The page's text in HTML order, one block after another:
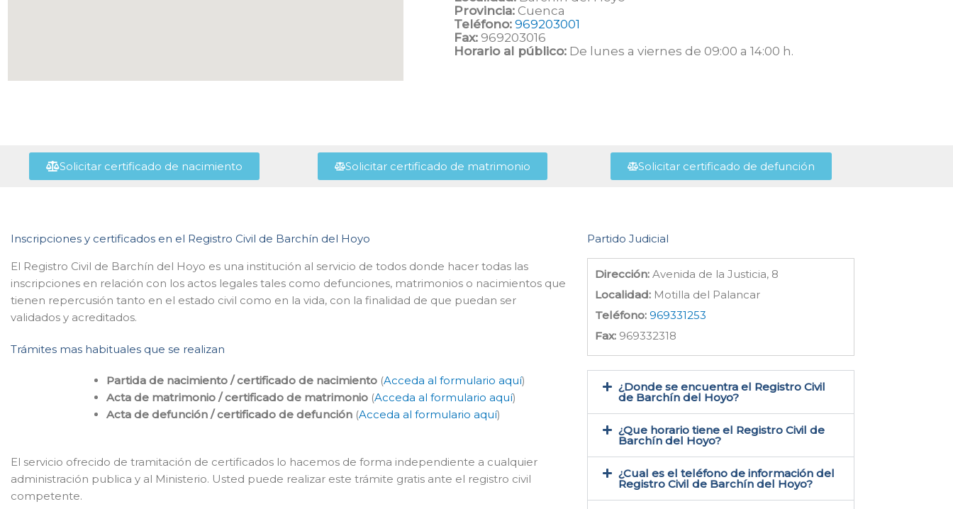
Provincia: Cuenca
Teléfono: 969203001
Fax: 969203016
Horario al público: De lunes a viernes de 09:00 a 14:00 h.
Solicitar certificado de nacimiento Solicitar certificado de matrimonio Solicitar certificado de defunción
Inscripciones y certificados en el Registro Civil de Barchín del Hoyo
El Registro Civil de Barchín del Hoyo es una institución al servicio de todos donde hacer todas las
inscripciones en relación con los actos legales tales como defunciones, matrimonios o nacimientos que
tienen repercusión tanto en el estado civil como en la vida, con la finalidad de que puedan ser
validados y acreditados.
Trámites mas habituales que se realizan
Partida de nacimiento / certificado de nacimiento (Acceda al formulario aquí)
Acta de matrimonio / certificado de matrimonio (Acceda al formulario aquí)
Acta de defunción / certificado de defunción (Acceda al formulario aquí)
El servicio ofrecido de tramitación de certificados lo hacemos de forma independiente a cualquier
administración publica y al Ministerio. Usted puede realizar este trámite gratis ante el registro civil
competente.
Partido Judicial
Dirección: Avenida de la Justicia, 8
Localidad: Motilla del Palancar
Teléfono: 969331253
Fax: 969332318
¿Donde se encuentra el Registro Civil
de Barchín del Hoyo​?
¿Que horario tiene el Registro Civil de
Barchín del Hoyo?
¿Cual es el teléfono de información del
Registro Civil de Barchín del Hoyo​?